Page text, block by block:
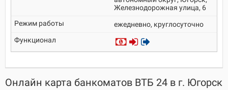
Железнодорожная улица, 6
ежедневно, круглосуточно
Онлайн карта банкоматов ВТБ 24 в г. Югорск